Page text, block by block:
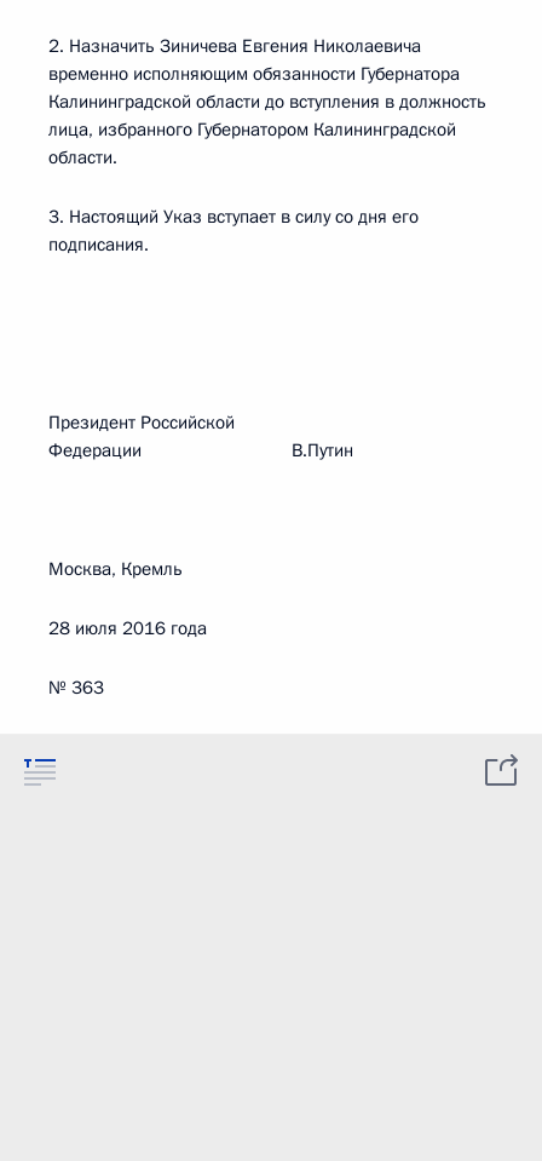
2. Назначить Зиничева Евгения Николаевича
временно исполняющим обязанности Губернатора
Калининградской области до вступления в должность
лица, избранного Губернатором Калининградской
области.
3. Настоящий Указ вступает в силу со дня его
подписания.
Президент Российской
Федерации В.Путин
Москва, Кремль
28 июля 2016 года
№ 363